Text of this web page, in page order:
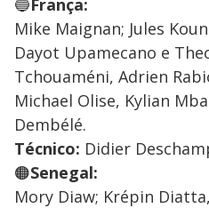
Mike Maignan; Jules
Dayot Upamecano e
Tchouaméni, Adrien
Michael Olise, Kylian
Dembélé.
Técnico: Didier
🟠Senegal:
Mory Diaw; Krépin